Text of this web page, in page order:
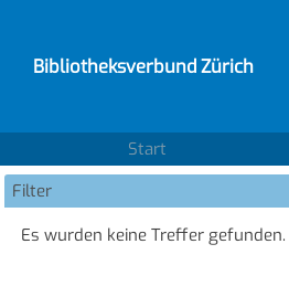
Bibliotheksverbund Zürich
Start
Filter
Es wurden keine Treffer gefunden.